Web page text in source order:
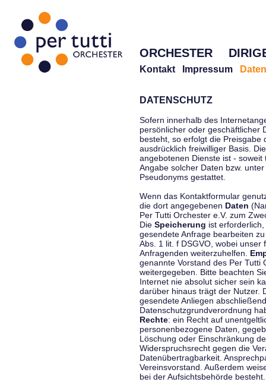
ORCHESTER
Kontakt Impressum
DATENSCHUTZ
Sofern innerhalb des
persönlicher oder geschäftlicher
besteht, so erfolgt die Preisgabe
ausdrücklich freiwilliger Basis.
angebotenen Dienste ist -
Angabe solcher Daten bzw.
Pseudonyms gestattet.
Wenn das Kontaktformular
die dort angegebenen Daten
Per Tutti Orchester e.V. zum
Die Speicherung ist
gesendete Anfrage bearbeiten
Abs. 1 lit. f DSGVO, wobei
Anfragenden weiterzuhelfen.
genannte Vorstand des Per Tutti
weitergegeben. Bitte beachten
Internet nie absolut sicher sein
darüber hinaus trägt der Nutzer.
gesendete Anliegen
Datenschutzgrundverordnung
Rechte: ein Recht auf
personenbezogene Daten,
Löschung oder Einschränkung
Widerspruchsrecht gegen die
Datenübertragbarkeit.
Vereinsvorstand. Außerdem
bei der Aufsichtsbehörde besteht.